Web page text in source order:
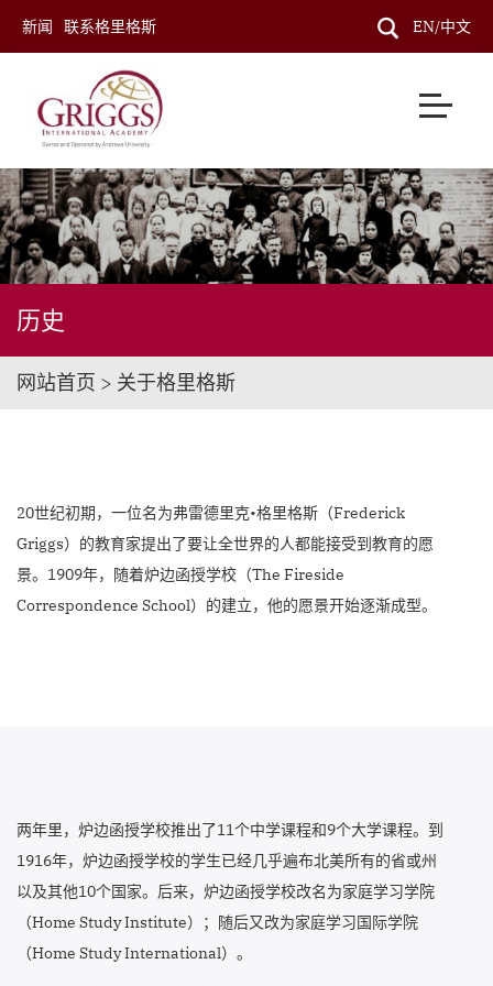
新闻 联系格里格斯 EN/中文
历史
网站首页 > 关于格里格斯
20世纪初期，一位名为弗雷德里克•格里格斯（Frederick
Griggs）的教育家提出了要让全世界的人都能接受到教育的愿
景。1909年，随着炉边函授学校（The Fireside
Correspondence School）的建立，他的愿景开始逐渐成型。
两年里，炉边函授学校推出了11个中学课程和9个大学课程。到
1916年，炉边函授学校的学生已经几乎遍布北美所有的省或州
以及其他10个国家。后来，炉边函授学校改名为家庭学习学院
（Home Study Institute）；随后又改为家庭学习国际学院
（Home Study International）。